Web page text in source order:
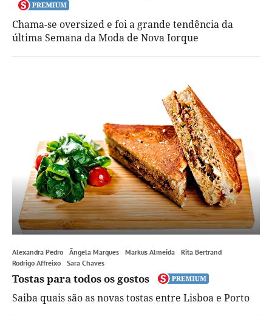
Chama-se oversized e foi a grande tendência da
última Semana da Moda de Nova Iorque
Alexandra Pedro Ângela Marques Markus Almeida
Rita Bertrand
Rodrigo Affreixo
Sara Chaves
Tostas para todos os gostos
Saiba quais são as novas tostas entre Lisboa e Porto